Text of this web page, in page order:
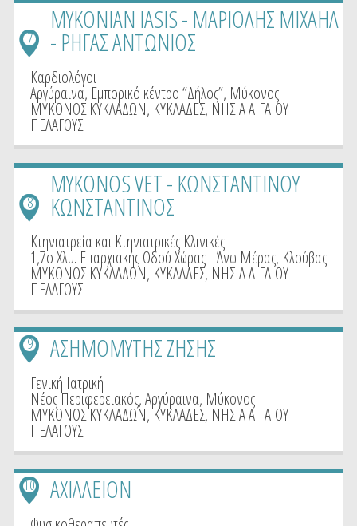
MYKONIAN IASIS - ΜΑΡΙΟΛΗΣ ΜΙΧΑΗΛ
- ΡΗΓΑΣ ΑΝΤΩΝΙΟΣ
7
Καρδιολόγοι
Αργύραινα, Εμπορικό κέντρο “Δήλος”, Μύκονος
ΜΥΚΟΝΟΣ ΚΥΚΛΑΔΩΝ, ΚΥΚΛΑΔΕΣ, ΝΗΣΙΑ ΑΙΓΑΙΟΥ
ΠΕΛΑΓΟΥΣ
MYKONOS VET - ΚΩΝΣΤΑΝΤΙΝΟΥ
ΚΩΝΣΤΑΝΤΙΝΟΣ
8
Κτηνιατρεία και Κτηνιατρικές Κλινικές
1,7ο Χλμ. Επαρχιακής Οδού Χώρας - Άνω Μέρας, Κλούβας
ΜΥΚΟΝΟΣ ΚΥΚΛΑΔΩΝ, ΚΥΚΛΑΔΕΣ, ΝΗΣΙΑ ΑΙΓΑΙΟΥ
ΠΕΛΑΓΟΥΣ
ΑΣΗΜΟΜΥΤΗΣ ΖΗΣΗΣ
9
Γενική Ιατρική
Νέος Περιφερειακός, Αργύραινα, Μύκονος
ΜΥΚΟΝΟΣ ΚΥΚΛΑΔΩΝ,ΚΥΚΛΑΔΕΣ, ΝΗΣΙΑ ΑΙΓΑΙΟΥ
ΠΕΛΑΓΟΥΣ
ΑΧΙΛΛΕΙΟΝ
10